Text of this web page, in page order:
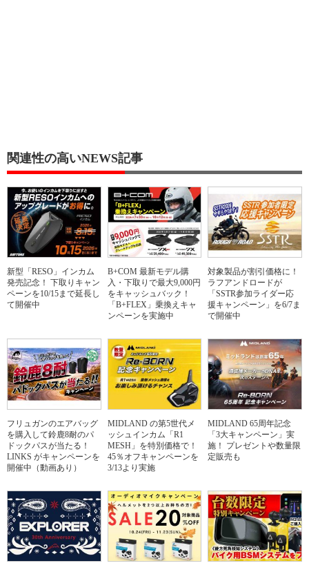
関連性の高いNEWS記事
新型「RESO」インカム
発売記念！ 下取りキャン
ペーンを10/15まで延長し
て開催中
B+COM 最新モデル購
入・下取りで最大9,000円
をキャッシュバック！
「B+FLEX」乗換えキャ
ンペーンを実施中
対象製品が割引価格に！
ラフアンドロードが
「SSTR参加ライダー応
援キャンペーン」を6/7ま
で開催中
フリュガンのエアバッグ
を購入して鈴鹿8耐のパ
ドックパスが当たる！
LINKS がキャンペーンを
開催中（動画あり）
MIDLAND の第5世代メ
ッシュインカム「R1
MESH」を特別価格で！
45％オフキャンペーンを
3/13より実施
MIDLAND 65周年記念
「3大キャンペーン」実
施！ プレゼントや数量限
定販売も